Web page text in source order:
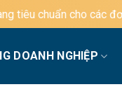
đơn hàng trên
DOANH NGHIỆP